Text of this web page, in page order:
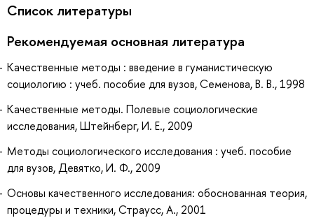
Список литературы
Рекомендуемая основная литература
Качественные методы : введение в гуманистическую
социологию : учеб. пособие для вузов, Семенова, В. В., 1998
Качественные методы. Полевые социологические
исследования, Штейнберг, И. Е., 2009
Методы социологического исследования : учеб. пособие
для вузов, Девятко, И. Ф., 2009
Основы качественного исследования: обоснованная теория,
процедуры и техники, Страусс, А., 2001